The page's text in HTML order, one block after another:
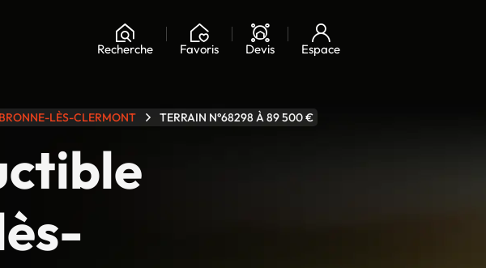
Recherche
Chargement...
Favoris Devis Espace
LÈS-CLERMONT TERRAIN N°68298 À 89 500 €